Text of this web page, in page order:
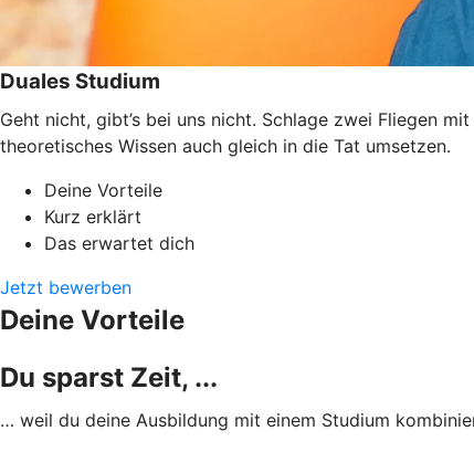
Duales Studium
Geht nicht, gibt’s bei uns nicht. Schlage zwei Fliegen
theoretisches Wissen auch gleich in die Tat umsetzen.
Deine Vorteile
Kurz erklärt
Das erwartet dich
Jetzt bewerben
Deine Vorteile
Du sparst Zeit, ...
… weil du deine Ausbildung mit einem Studium